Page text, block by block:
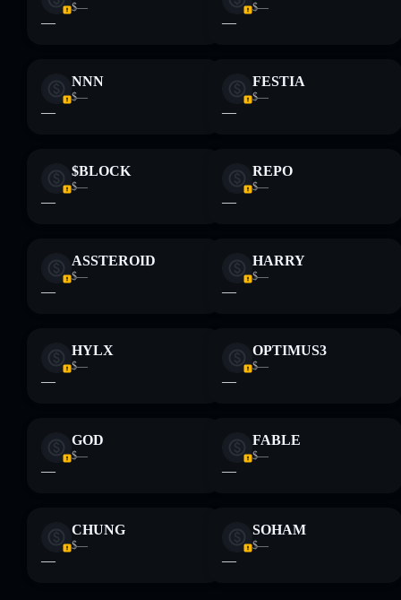
$—
—
$—
—
NNN
$—
—
FESTIA
$—
—
$BLOCK
$—
—
REPO
$—
—
ASSTEROID
$—
—
HARRY
$—
—
HYLX
$—
—
OPTIMUS3
$—
—
GOD
$—
—
FABLE
$—
—
CHUNG
$—
—
SOHAM
$—
—